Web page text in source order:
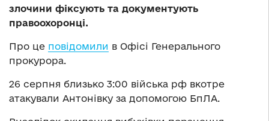
злочини фіксують та документують
правоохоронці.
Про це повідомили в Офісі Генерального
прокурора.
26 серпня близько 3:00 війська рф вкотре
атакували Антонівку за допомогою БпЛА.